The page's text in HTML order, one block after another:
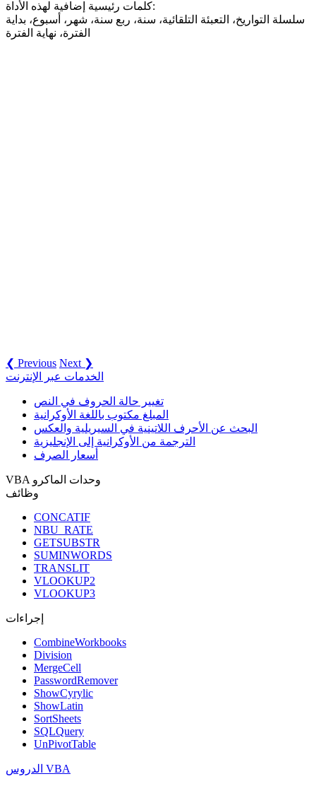
كلمات رئيسية إضافية لهذه الأداة:
سلسلة التواريخ، التعبئة التلقائية، سنة، ربع سنة، شهر، أسبوع، بداية
الفترة، نهاية الفترة
❮ Previous Next ❯
الخدمات عبر الإنترنت
تغيير حالة الحروف في النص
المبلغ مكتوب باللغة الأوكرانية
البحث عن الأحرف اللاتينية في السيريلية والعكس
الترجمة من الأوكرانية إلى الإنجليزية
أسعار الصرف
VBA وحدات الماكرو
وظائف
CONCATIF
NBU_RATE
GETSUBSTR
SUMINWORDS
TRANSLIT
VLOOKUP2
VLOOKUP3
إجراءات
CombineWorkbooks
Division
MergeCell
PasswordRemover
ShowCyrylic
ShowLatin
SortSheets
SQLQuery
UnPivotTable
الدروس VBA